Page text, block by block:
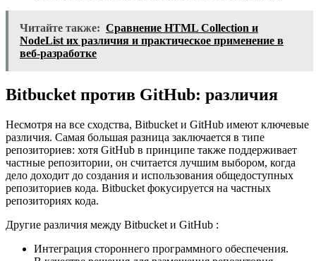
Читайте также: Сравнение HTML Collection и
NodeList их различия и практическое применение в
веб-разработке
Bitbucket против GitHub: различия
Несмотря на все сходства, Bitbucket и GitHub имеют ключевые
различия. Самая большая разница заключается в типе
репозиториев: хотя GitHub в принципе также поддерживает
частные репозитории, он считается лучшим выбором, когда
дело доходит до создания и использования общедоступных
репозиториев кода. Bitbucket фокусируется на частных
репозиториях кода.
Другие различия между Bitbucket и GitHub :
Интеграция стороннего программного обеспечения.